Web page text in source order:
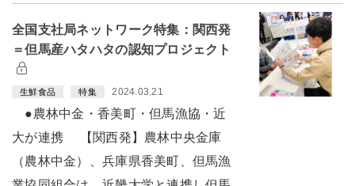
全国支社局ネットワーク特集：関西発
＝但馬産ハタハタの認知プロジェクト
生鮮食品 特集 2024.03.21
●農林中金・香美町・但馬漁協・近
大が連携 【関西発】農林中央金庫
（農林中金）、兵庫県香美町、但馬漁